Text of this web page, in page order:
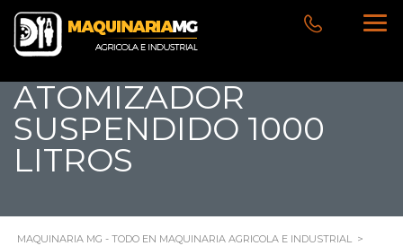
ATOMIZADOR
SUSPENDIDO 1000
LITROS
MAQUINARIA MG - TODO EN MAQUINARIA AGRICOLA E INDUSTRIAL >